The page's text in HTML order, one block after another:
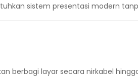
sistem presentasi modern
berbagi layar secara nirkabel